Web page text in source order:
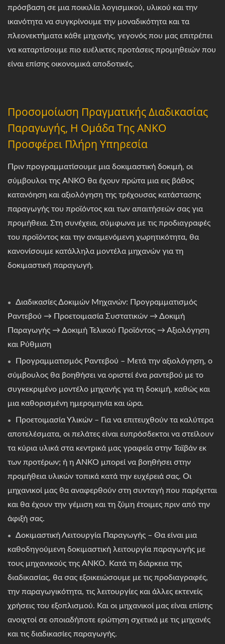
πρόσβαση σε μια ποικιλία λογισμικού, υλικού και την
ικανότητα να συγκρίνουμε την μοναδικότητα και τα
πλεονεκτήματα κάθε μηχανής, γεγονός που μας επιτρέπει
να καταρτίσουμε πιο ευέλικτες προτάσεις προμηθειών που
είναι επίσης οικονομικά αποδοτικές.
Προσομοίωση Πραγματικής Διαδικασίας
Παραγωγής, Η Ομάδα Της ANKO
Προσφέρει Πλήρη Υπηρεσία
Πριν προγραμματίσουμε μια δοκιμαστική δοκιμή, οι
σύμβουλοι της ANKO θα έχουν πρώτα μια εις βάθος
κατανόηση και αξιολόγηση της τρέχουσας κατάστασης
παραγωγής του προϊόντος και των απαιτήσεών σας για
προμήθεια. Στη συνέχεια, σύμφωνα με τις προδιαγραφές
του προϊόντος και την αναμενόμενη χωρητικότητα, θα
κανονίσουμε κατάλληλα μοντέλα μηχανών για τη
δοκιμαστική παραγωγή.
Διαδικασίες Δοκιμών Μηχανών: Προγραμματισμός
Ραντεβού → Προετοιμασία Συστατικών → Δοκιμή
Παραγωγής → Δοκιμή Τελικού Προϊόντος → Αξιολόγηση
και Ρύθμιση
Προγραμματισμός Ραντεβού – Μετά την αξιολόγηση, ο
σύμβουλος θα βοηθήσει να οριστεί ένα ραντεβού με το
συγκεκριμένο μοντέλο μηχανής για τη δοκιμή, καθώς και
μια καθορισμένη ημερομηνία και ώρα.
Προετοιμασία Υλικών – Για να επιτευχθούν τα καλύτερα
αποτελέσματα, οι πελάτες είναι ευπρόσδεκτοι να στείλουν
τα κύρια υλικά στα κεντρικά μας γραφεία στην Ταϊβάν εκ
των προτέρων; ή η ANKO μπορεί να βοηθήσει στην
προμήθεια υλικών τοπικά κατά την ευχέρειά σας. Οι
μηχανικοί μας θα αναφερθούν στη συνταγή που παρέχεται
και θα έχουν την γέμιση και τη ζύμη έτοιμες πριν από την
άφιξή σας.
Δοκιμαστική Λειτουργία Παραγωγής – Θα είναι μια
καθοδηγούμενη δοκιμαστική λειτουργία παραγωγής με
τους μηχανικούς της ANKO. Κατά τη διάρκεια της
διαδικασίας, θα σας εξοικειώσουμε με τις προδιαγραφές,
την παραγωγικότητα, τις λειτουργίες και άλλες εκτενείς
χρήσεις του εξοπλισμού. Και οι μηχανικοί μας είναι επίσης
ανοιχτοί σε οποιαδήποτε ερώτηση σχετικά με τις μηχανές
και τις διαδικασίες παραγωγής.